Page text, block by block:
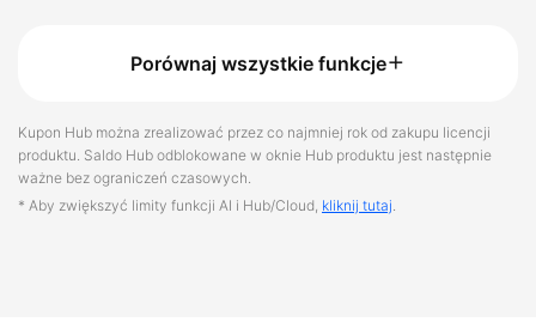
Porównaj wszystkie funkcje
Kupon Hub można zrealizować przez co najmniej rok od zakupu licencji
produktu. Saldo Hub odblokowane w oknie Hub produktu jest następnie
ważne bez ograniczeń czasowych.
* Aby zwiększyć limity funkcji AI i Hub/Cloud, kliknij tutaj